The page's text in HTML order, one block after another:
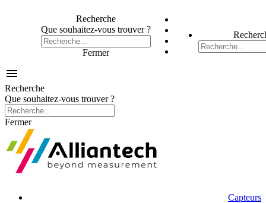
Recherche
Que souhaitez-vous trouver ?
Fermer

Recherche
Que souhaitez-vous trouver ?
Fermer
Capteurs